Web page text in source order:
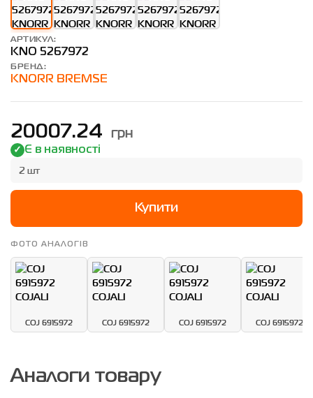
АРТИКУЛ:
KNO 5267972
БРЕНД:
KNORR BREMSE
20007.24 грн
Є в наявності
2 шт
Купити
ФОТО АНАЛОГІВ
COJ 6915972 COJ 6915972 COJ 6915972 COJ 6915972
Аналоги товару